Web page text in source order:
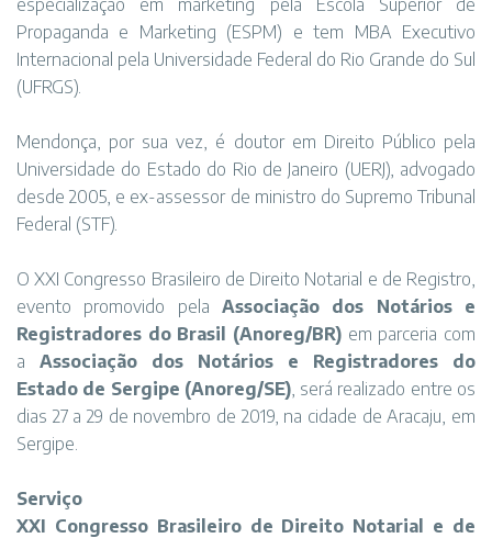
especialização em marketing pela Escola Superior de
Propaganda e Marketing (ESPM) e tem MBA Executivo
Internacional pela Universidade Federal do Rio Grande do Sul
(UFRGS).
Mendonça, por sua vez, é doutor em Direito Público pela
Universidade do Estado do Rio de Janeiro (UERJ), advogado
desde 2005, e ex-assessor de ministro do Supremo Tribunal
Federal (STF).
O XXI Congresso Brasileiro de Direito Notarial e de Registro,
evento promovido pela Associação dos Notários e
Registradores do Brasil (Anoreg/BR) em parceria com
a Associação dos Notários e Registradores do
Estado de Sergipe (Anoreg/SE), será realizado entre os
dias 27 a 29 de novembro de 2019, na cidade de Aracaju, em
Sergipe.
Serviço
XXI Congresso Brasileiro de Direito Notarial e de